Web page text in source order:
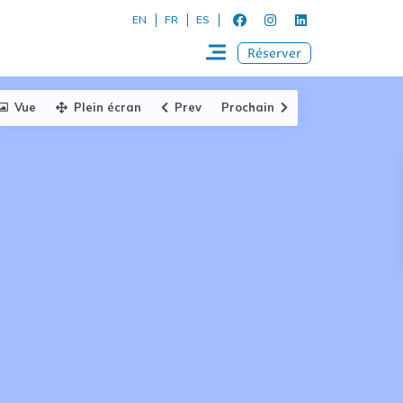
EN FR ES
Réserver
Vue Plein écran Prev Prochain